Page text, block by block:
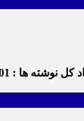
کل نوشته ها : 1301